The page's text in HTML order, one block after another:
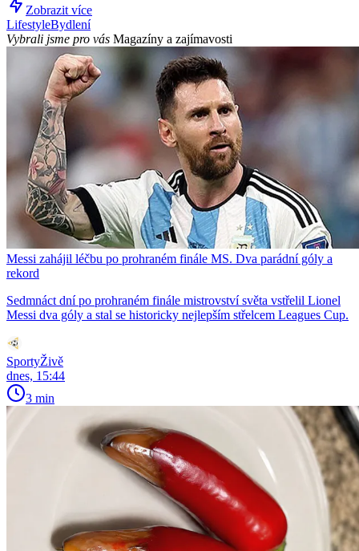
Zobrazit více
LifestyleBydlení
Vybrali jsme pro vás Magazíny a zajímavosti
Messi zahájil léčbu po prohraném finále MS. Dva parádní góly a
rekord
Sedmnáct dní po prohraném finále mistrovství světa vstřelil Lionel
Messi dva góly a stal se historicky nejlepším střelcem Leagues Cup.
SportyŽivě
dnes, 15:44
3 min